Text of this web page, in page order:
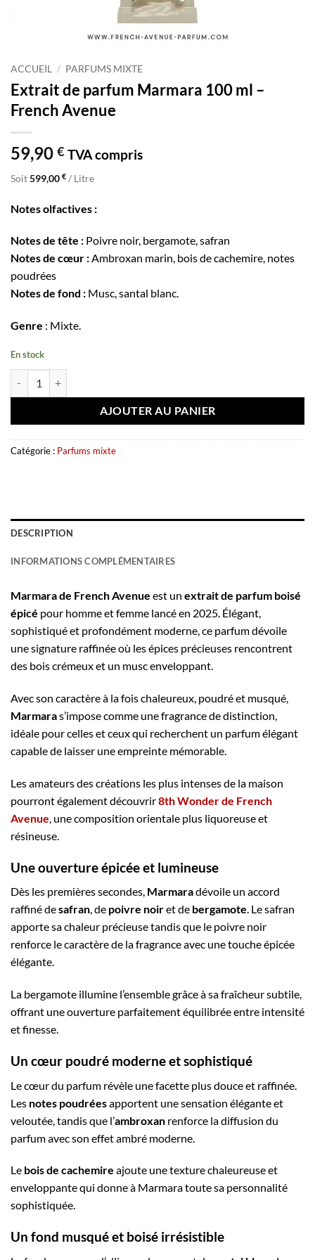
ACCUEIL / PARFUMS MIXTE
Extrait de parfum Marmara 100 ml –
French Avenue
59,90 € TVA compris
Soit599,00 € / Litre
Notes olfactives :
Notes de tête : Poivre noir, bergamote, safran
Notes de cœur :Ambroxan marin, bois de cachemire, notes
poudrées
Notes de fond : Musc, santal blanc.
Genre : Mixte.
En stock
AJOUTER AU PANIER
Catégorie : Parfums mixte
DESCRIPTION
INFORMATIONS COMPLÉMENTAIRES
Marmara de French Avenue est un extrait de parfum boisé
épicé pour homme et femme lancé en 2025. Élégant,
sophistiqué et profondément moderne, ce parfum dévoile
une signature raffinée où les épices précieuses rencontrent
des bois crémeux et un musc enveloppant.
Avec son caractère à la fois chaleureux, poudré et musqué,
Marmaras’impose comme une fragrance de distinction,
idéale pour celles et ceux qui recherchent un parfum élégant
capable de laisser une empreinte mémorable.
Les amateurs des créations les plus intenses de la maison
pourront également découvrir8th Wonder de French
Avenue, une composition orientale plus liquoreuse et
résineuse.
Une ouverture épicée et lumineuse
Dès les premières secondes, Marmaradévoile un accord
raffiné desafran, de poivre noiret de bergamote. Le safran
apporte sa chaleur précieuse tandis que le poivre noir
renforce le caractère de la fragrance avec une touche épicée
élégante.
La bergamote illumine l’ensemble grâce à sa fraîcheur subtile,
offrant une ouverture parfaitement équilibrée entre intensité
et finesse.
Un cœur poudré moderne et sophistiqué
Le cœur du parfum révèle une facette plus douce et raffinée.
Les notes poudréesapportent une sensation élégante et
veloutée, tandis que l’ambroxan renforce la diffusion du
parfum avec son effet ambré moderne.
Le bois de cachemire ajoute une texture chaleureuse et
enveloppante qui donne à Marmara toute sa personnalité
sophistiquée.
Un fond musqué et boisé irrésistible